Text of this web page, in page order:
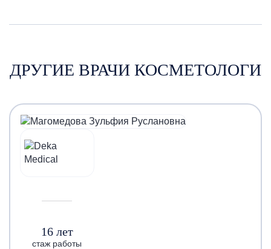
ДРУГИЕ ВРАЧИ КОСМЕТОЛОГИ
16 лет
стаж работы